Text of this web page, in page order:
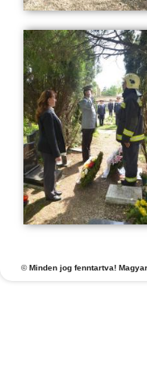
©Minden jog fenntartva!